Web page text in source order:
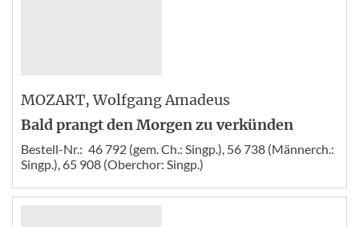
MOZART, Wolfgang Amadeus
Bald prangt den Morgen zu verkünden
Bestell-Nr.: 46 792 (gem. Ch.: Singp.), 56 738 (Männerch.:
Singp.), 65 908 (Oberchor: Singp.)